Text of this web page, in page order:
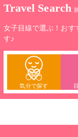
Travel Search
女子目線で選ぶ！おす
す♪
気分で探す